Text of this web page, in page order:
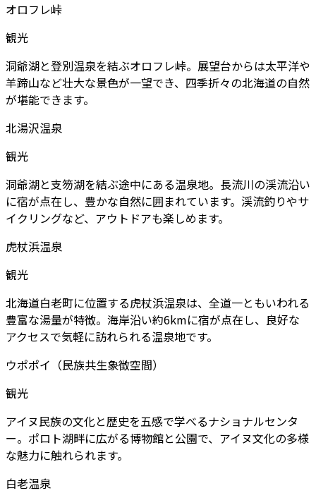
オロフレ峠
観光
洞爺湖と登別温泉を結ぶオロフレ峠。展望台からは太平洋や
羊蹄山など壮大な景色が一望でき、四季折々の北海道の自然
が堪能できます。
北湯沢温泉
観光
洞爺湖と支笏湖を結ぶ途中にある温泉地。長流川の渓流沿い
に宿が点在し、豊かな自然に囲まれています。渓流釣りやサ
イクリングなど、アウトドアも楽しめます。
虎杖浜温泉
観光
北海道白老町に位置する虎杖浜温泉は、全道一ともいわれる
豊富な湯量が特徴。海岸沿い約6kmに宿が点在し、良好な
アクセスで気軽に訪れられる温泉地です。
ウポポイ（民族共生象徴空間）
観光
アイヌ民族の文化と歴史を五感で学べるナショナルセンタ
ー。ポロト湖畔に広がる博物館と公園で、アイヌ文化の多様
な魅力に触れられます。
白老温泉